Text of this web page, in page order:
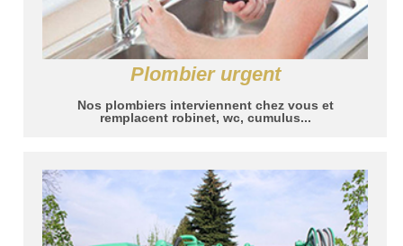
Plombier urgent
Nos plombiers interviennent chez vous et
remplacent robinet, wc, cumulus...